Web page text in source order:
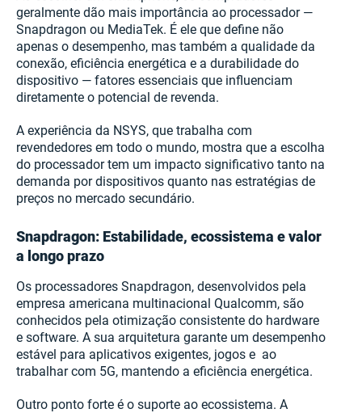
geralmente dão mais importância ao processador —
Snapdragon ou MediaTek. É ele que define não
apenas o desempenho, mas também a qualidade da
conexão, eficiência energética e a durabilidade do
dispositivo — fatores essenciais que influenciam
diretamente o potencial de revenda.
A experiência da NSYS, que trabalha com
revendedores em todo o mundo, mostra que a escolha
do processador tem um impacto significativo tanto na
demanda por dispositivos quanto nas estratégias de
preços no mercado secundário.
Snapdragon: Estabilidade, ecossistema e valor
a longo prazo
Os processadores Snapdragon, desenvolvidos pela
empresa americana multinacional Qualcomm, são
conhecidos pela otimização consistente do hardware
e software. A sua arquitetura garante um desempenho
estável para aplicativos exigentes, jogos e ao
trabalhar com 5G, mantendo a eficiência energética.
Outro ponto forte é o suporte ao ecossistema. A